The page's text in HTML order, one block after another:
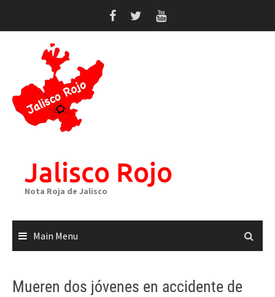
Jalisco Rojo
Nota Roja de Jalisco
Main Menu
Mueren dos jóvenes en accidente de